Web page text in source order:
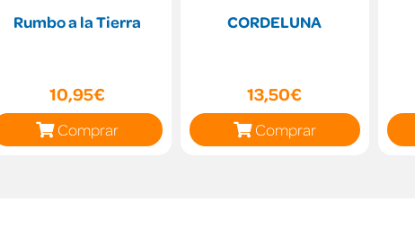
Rumbo a la Tierra
10,95€
Comprar
CORDELUNA
13,50€
Comprar